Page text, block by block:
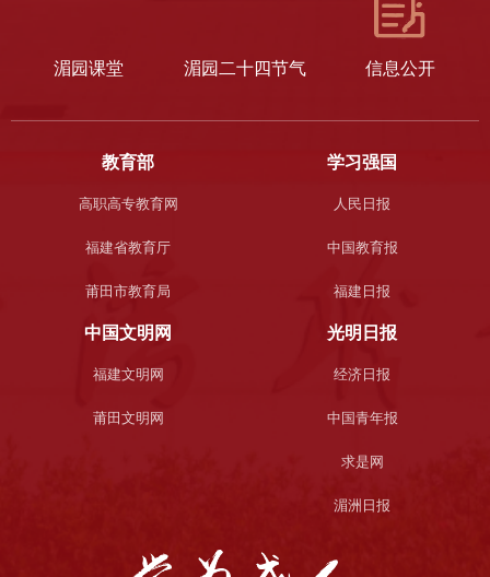
湄园课堂 湄园二十四节气 信息公开
教育部
高职高专教育网
福建省教育厅
莆田市教育局
学习强国
人民日报
中国教育报
福建日报
中国文明网
福建文明网
莆田文明网
光明日报
经济日报
中国青年报
求是网
湄洲日报